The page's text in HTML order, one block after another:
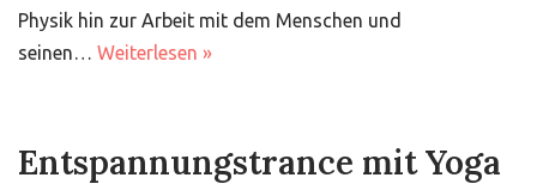
Physik hin zur Arbeit mit dem Menschen und
seinen… Weiterlesen »
Entspannungstrance mit Yoga